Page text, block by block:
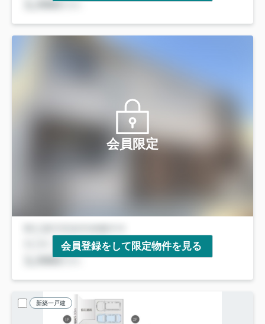
会員限定
会員登録をして限定物件を見る
新築一戸建